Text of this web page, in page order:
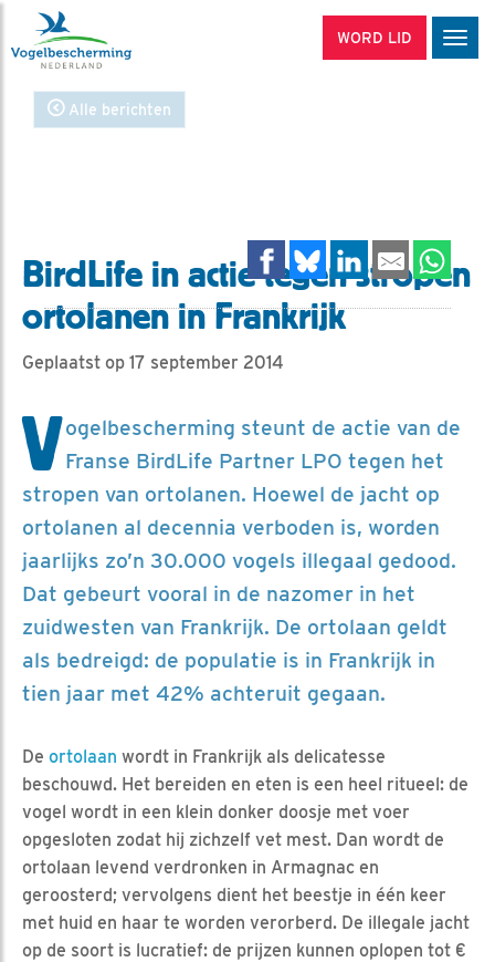
WORD LID
Alle berichten
BirdLife in actie tegen stropen
ortolanen in Frankrijk
Geplaatst op 17 september 2014
Vogelbescherming steunt de actie van de
Franse BirdLife Partner LPO tegen het
stropen van ortolanen. Hoewel de jacht op
ortolanen al decennia verboden is, worden
jaarlijks zo’n 30.000 vogels illegaal gedood.
Dat gebeurt vooral in de nazomer in het
zuidwesten van Frankrijk. De ortolaan geldt
als bedreigd: de populatie is in Frankrijk in
tien jaar met 42% achteruit gegaan.
De ortolaan wordt in Frankrijk als delicatesse
beschouwd. Het bereiden en eten is een heel ritueel: de
vogel wordt in een klein donker doosje met voer
opgesloten zodat hij zichzelf vet mest. Dan wordt de
ortolaan levend verdronken in Armagnac en
geroosterd; vervolgens dient het beestje in één keer
met huid en haar te worden verorberd. De illegale jacht
op de soort is lucratief: de prijzen kunnen oplopen tot €